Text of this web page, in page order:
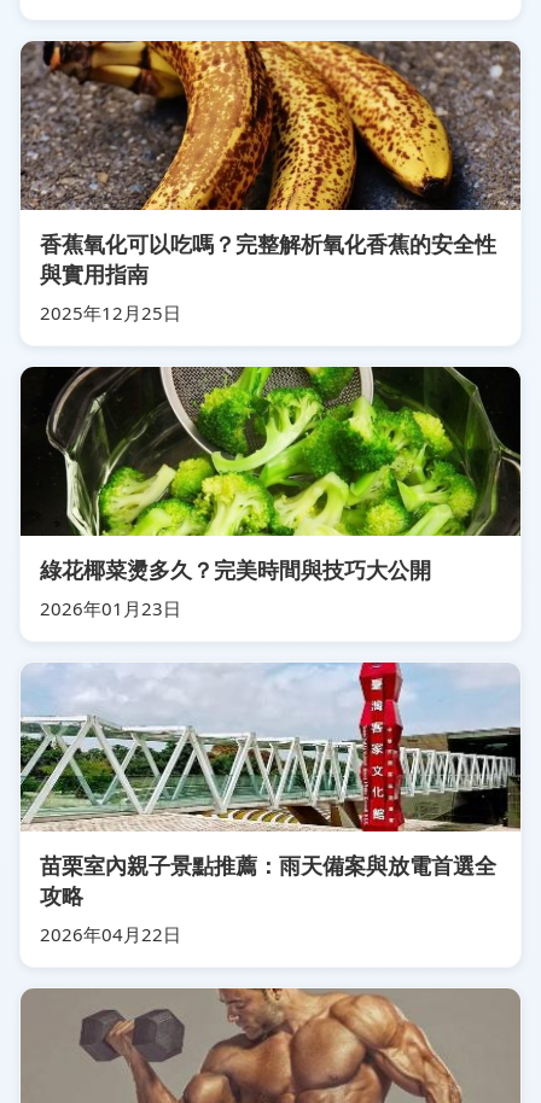
香蕉氧化可以吃嗎？完整解析氧化香蕉的安全性
與實用指南
2025年12月25日
綠花椰菜燙多久？完美時間與技巧大公開
2026年01月23日
苗栗室內親子景點推薦：雨天備案與放電首選全
攻略
2026年04月22日